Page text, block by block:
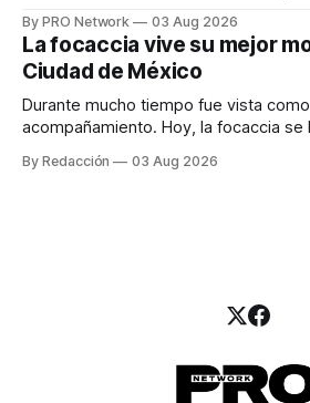
para los textos, alguien que supiera
para encontrar prospectos, un
llamadas y mensajes, y —con suerte—
By PRO Network 03 Aug 2026
La focaccia vive su mejor
Ciudad de México
Durante mucho tiempo fue vista
acompañamiento. Hoy, la focaccia se
artesanal, ingredientes de calidad y
By Redacción 03 Aug 2026